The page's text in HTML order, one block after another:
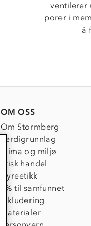
ventilerer
porer i
å
OM OSS
Om Stormberg
Verdigrunnlag
Klima og miljø
Etisk handel
Dyreetikk
1% til samfunnet
Inkludering
Materialer